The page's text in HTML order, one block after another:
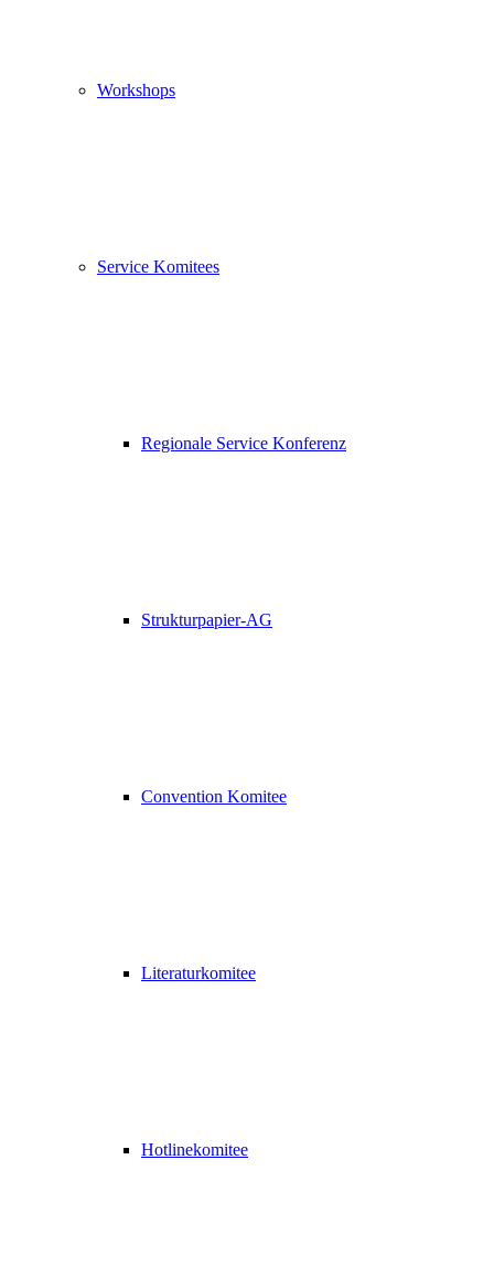
Workshops
Service Komitees
Regionale Service Konferenz
Strukturpapier-AG
Convention Komitee
Literaturkomitee
Hotlinekomitee